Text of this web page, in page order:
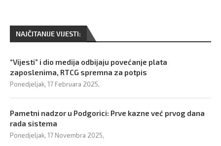
NAJČITANIJE VIJESTI:
“Vijesti” i dio medija odbijaju povećanje plata
zaposlenima, RTCG spremna za potpis
Ponedjeljak, 17 Februara 2025,
Pametni nadzor u Podgorici: Prve kazne već prvog dana
rada sistema
Ponedjeljak, 17 Novembra 2025,